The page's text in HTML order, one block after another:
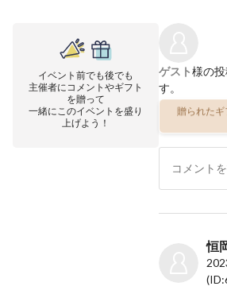
イベント前でも後でも
主催者にコメントやギフト
を贈って
一緒にこのイベントを盛り
上げよう！
ゲスト様の
す。
贈られた
恒